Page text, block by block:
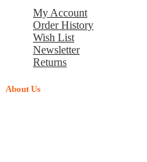
My Account
Order History
Wish List
Newsletter
Returns
About Us